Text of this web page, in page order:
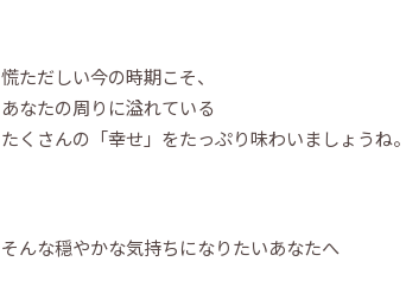
慌ただしい今の時期こそ、
あなたの周りに溢れている
たくさんの「幸せ」をたっぷり味わいましょうね。
そんな穏やかな気持ちになりたいあなたへ